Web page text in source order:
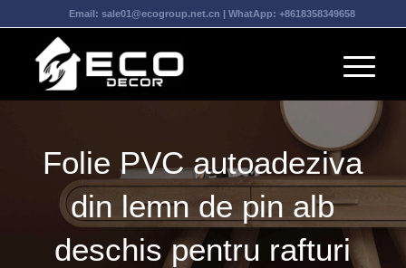
Email: sale01@ecogroup.net.cn | WhatApp: +8618358349658
Folie PVC autoadeziva
din lemn de pin alb
deschis pentru rafturi